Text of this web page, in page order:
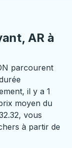
AR à
parcourent
il y a 1
moyen du
vous
à partir de